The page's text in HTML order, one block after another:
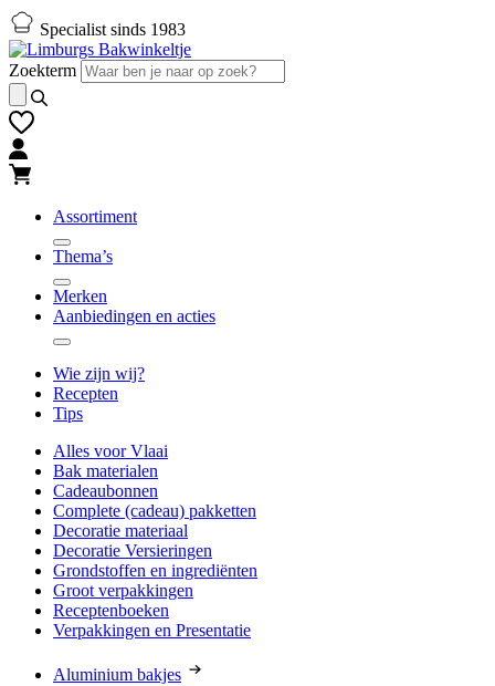
Naar
hoofd-
inhoud
gaan
Naar
footer
gaan
Specialist sinds 1983
Zoekterm
Assortiment
Thema’s
Merken
Aanbiedingen en acties
Wie zijn wij?
Recepten
Tips
Alles voor Vlaai
Bak materialen
Cadeaubonnen
Complete (cadeau) pakketten
Decoratie materiaal
Decoratie Versieringen
Grondstoffen en ingrediënten
Groot verpakkingen
Receptenboeken
Verpakkingen en Presentatie
Aluminium bakjes